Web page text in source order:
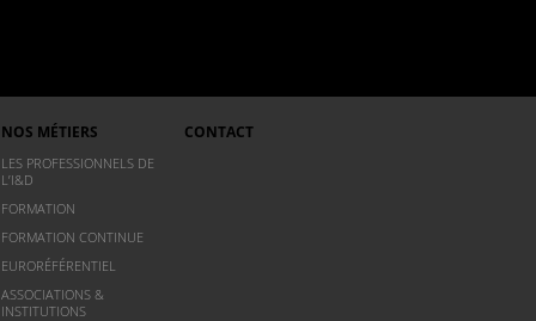
NOS MÉTIERS
LES PROFESSIONNELS DE
L’I&D
FORMATION
FORMATION CONTINUE
EURORÉFÉRENTIEL
ASSOCIATIONS &
INSTITUTIONS
CONTACT